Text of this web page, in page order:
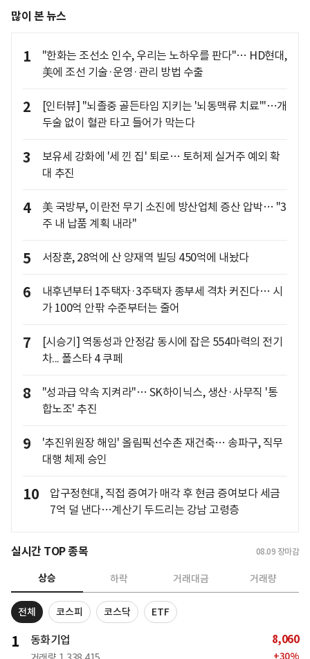
많이 본 뉴스
1
"한화는 조선소 인수, 우리는 노하우를 판다"… HD현대,
美에 조선 기술·운영·관리 방법 수출
2
[인터뷰] "뇌졸중 골든타임 지키는 '뇌동맥류 치료'"…개
두술 없이 혈관 타고 들어가 막는다
3
보유세 강화에 '세 낀 집' 퇴로… 토허제 실거주 예외 확
대 추진
4
美 국방부, 이란전 무기 소진에 방산업체 증산 압박… "3
주 내 납품 계획 내라"
5 서장훈, 28억에 산 양재역 빌딩 450억에 내놨다
6
내후년부터 1주택자·3주택자 종부세 격차 커진다… 시
가 100억 안팎 수준부터는 줄어
7
[시승기] 역동성과 안정감 동시에 잡은 554마력의 전기
차... 폴스타 4 쿠페
8
"성과급 약속 지켜라"… SK하이닉스, 생산·사무직 '통
합노조' 추진
9
'추진위원장 해임' 올림픽선수촌 재건축… 송파구, 직무
대행 체제 승인
10
압구정현대, 직접 증여가 매각 후 현금 증여보다 세금
7억 덜 낸다…계산기 두드리는 강남 고령층
실시간 TOP 종목 08.09 장마감
상승 하락 거래대금 거래량
전체 코스피 코스닥 ETF
1 동화기업 8,060
+30%